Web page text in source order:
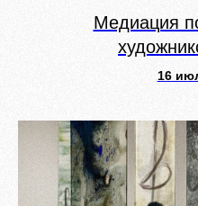
Медиация
16